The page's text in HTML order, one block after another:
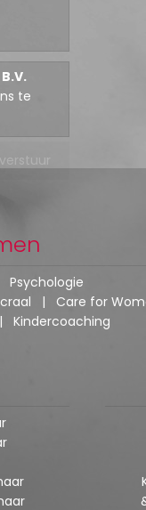
te
Psychologie
| Care for
Kindercoaching